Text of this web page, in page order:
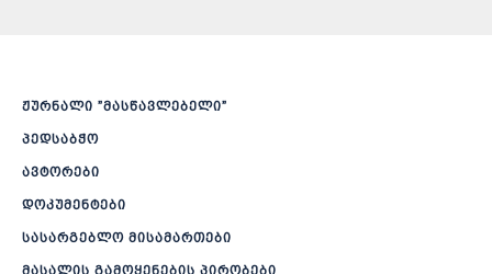
ჟურნალი ”მასწავლებელი”
პედსაბჭო
ავტორები
დოკუმენტები
სასარგებლო მისამართები